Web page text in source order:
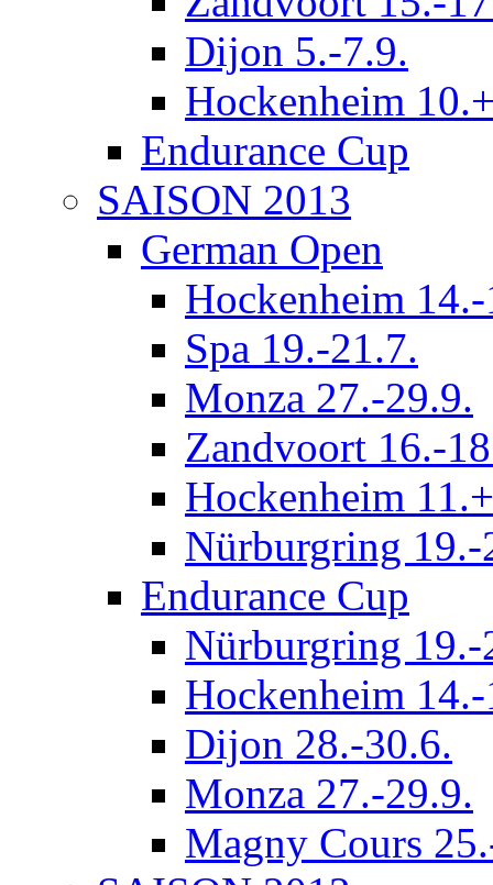
Dijon 5.-7.9.
Hockenheim
Endurance Cup
SAISON 2013
German Open
Hockenheim
Spa 19.-21.7.
Monza 27.-29.9.
Zandvoort 16.-
Hockenheim
Nürburgring 19.-
Endurance Cup
Nürburgring 19.-
Hockenheim
Dijon 28.-30.6.
Monza 27.-29.9.
Magny Cours